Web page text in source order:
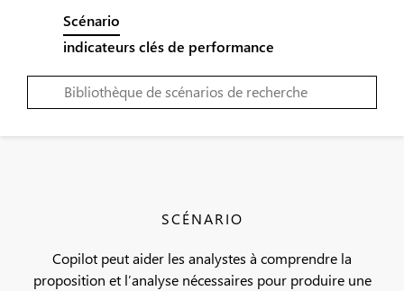
Scénario
indicateurs clés de performance
SCÉNARIO
Copilot peut aider les analystes à comprendre la
proposition et l’analyse nécessaires pour produire une